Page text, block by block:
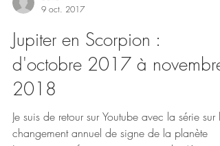
Sofia
9 oct. 2017
Jupiter en Scorpion :
d'octobre 2017 à novembre
2018